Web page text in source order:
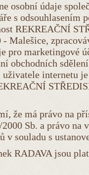
osobní údaje
s odsouhlasením
REKREAČNÍ
- Malešice,
pro marketingové
obchodních
internetu
že má právo na
Sb. a právo
v souladu s
RADAVA jsou